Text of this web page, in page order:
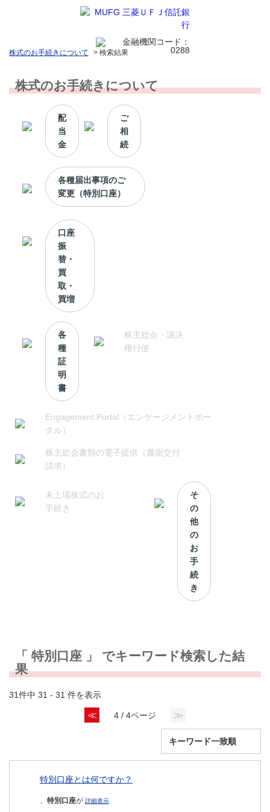
株式のお手続きについて > 検索結果
株式のお手続きについて
配
当
金
ご
相
続
各種届出事項のご
変更（特別口座）
口座
振
替・
買
取・
買増
各
種
証
明
書
株主総会・議決
権行使
Engagement Portal（エンゲージメントポー
タル）
株主総会書類の電子提供（書面交付
請求）
未上場株式のお
手続き
そ
の
他
の
お
手
続
き
「 特別口座 」 でキーワード検索した結
果
31件中 31 - 31 件を表示
≪ 4 / 4ページ ≫
特別口座とは何ですか？
、 特別口座が 詳細表示